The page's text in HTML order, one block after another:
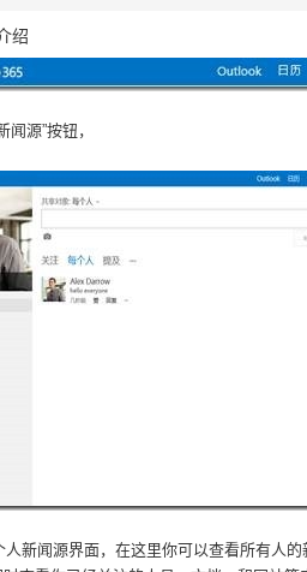
绍
闻源”按钮，
人新闻源界面，在这里你可以查看所有人